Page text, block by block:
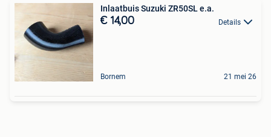
Inlaatbuis Suzuki ZR50SL e.a.
€ 14,00 Details
Bornem 21 mei 26